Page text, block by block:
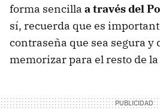
forma sencilla a través del
sí, recuerda que es
contraseña que sea segura y
memorizar para el resto de